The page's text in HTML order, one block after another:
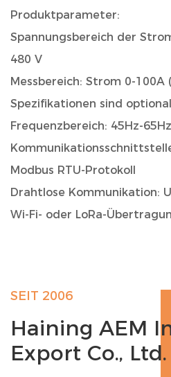
Produktparameter:
Spannungsbereich der
480 V
Messbereich: Strom 0-100A
Spezifikationen sind
Frequenzbereich: 45Hz-65Hz
Modbus RTU-Protokoll
Drahtlose Kommunikation:
Wi-Fi- oder LoRa-
Genauigkeit: 0,5 Stufen
Betriebstemperatur: -10℃
Installationsmethode: DIN-
SEIT 2006
Haining AEM
Export Co., Ltd.